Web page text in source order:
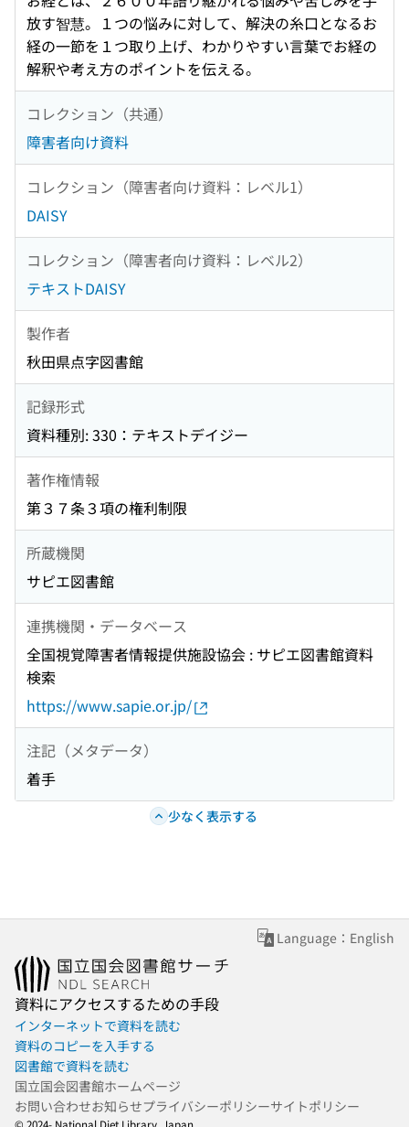
放す智慧。１つの悩みに対して、解決の糸口となるお
経の一節を１つ取り上げ、わかりやすい言葉でお経の
解釈や考え方のポイントを伝える。
コレクション（共通）
障害者向け資料
コレクション（障害者向け資料：レベル1）
DAISY
コレクション（障害者向け資料：レベル2）
テキストDAISY
製作者
秋田県点字図書館
記録形式
資料種別: 330：テキストデイジー
著作権情報
第３７条３項の権利制限
所蔵機関
サピエ図書館
連携機関・データベース
全国視覚障害者情報提供施設協会 : サピエ図書館資料
検索
https://www.sapie.or.jp/
注記（メタデータ）
着手
少なく表示する
Language：English
資料にアクセスするための手段
インターネットで資料を読む
資料のコピーを入手する
図書館で資料を読む
国立国会図書館ホームページ
お問い合わせお知らせプライバシーポリシーサイトポリシー
© 2024- National Diet Library, Japan.